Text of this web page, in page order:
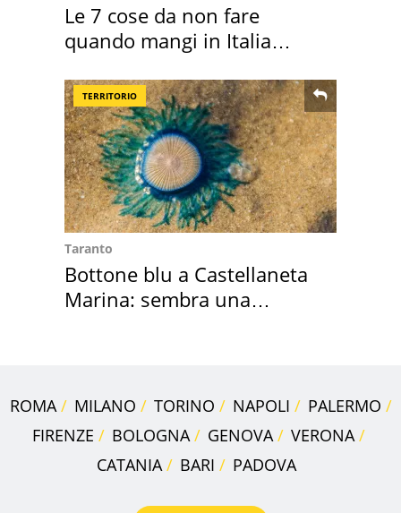
Le 7 cose da non fare
quando mangi in Italia
TERRITORIO
Taranto
Bottone blu a Castellaneta
Marina: sembra una
ROMA MILANO TORINO NAPOLI
PALERMO
FIRENZE
BOLOGNA GENOVA
VERONA
CATANIA
BARI PADOVA